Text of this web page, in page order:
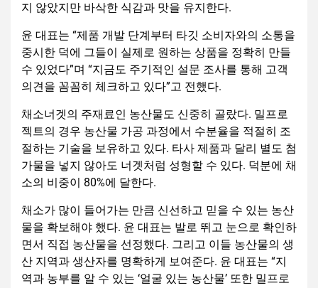
지 않았지만 바삭한 식감과 맛을 유지한다.
윤 대표는 “제품 개발 단계부터 타깃 소비자와의 소통을
중시한 덕에 그들이 실제로 원하는 상품을 정확히 만들
수 있었다”며 “지금도 주기적인 설문 조사를 통해 고객
의견을 꼼꼼히 체크하고 있다”고 전했다.
채소너겟의 주재료인 농산물도 신중히 골랐다. 밀프로
젝트의 경우 농산물 가공 과정에서 수분율을 적절히 조
절하는 기술을 보유하고 있다. 타사 제품과 달리 별도 첨
가물을 넣지 않아도 너겟처럼 성형할 수 있다. 덕분에 채
소의 비중이 80%에 달한다.
채소가 많이 들어가는 만큼 신선하고 믿을 수 있는 농산
물을 확보해야 했다. 윤 대표는 발로 뛰고 눈으로 확인하
면서 직접 농산물을 선정했다. 그리고 이들 농산물의 생
산 지역과 생산자를 명확하게 보여준다. 윤 대표는 “지
역과 농부를 알 수 있는 ‘얼굴 있는 농산물’ 또한 밀프로